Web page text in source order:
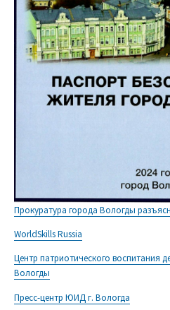
Прокуратура города Вологды
WorldSkills Russia
Центр патриотического воспитания
Вологды
Пресс-центр ЮИД г. Вологда